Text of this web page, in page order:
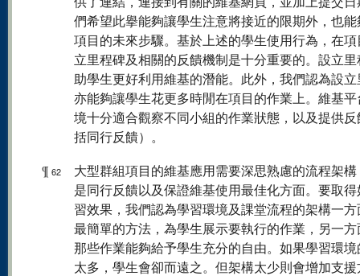
們希望此擧能夠讓學生注意將接近的限期外，也
項目的未來步驟。基於上述的學生使用行為，在
立里程碑及相關的反饋機制是十分重要的。設立
助學生更好利用維基的潛能。此外，我們認為設
亦能夠讓學生花更多時閒在項目的作業上。維基
境十分適合觀察不同小組的作業狀態，以及提供
括同行反饋）。
¶ 62
大型群組項目的維基應用需要深思熟慮的流程架
是同行反饋以及保證維基使用最佳化方面。要取
習效果，我們認為學習環境及課堂流程的架構一
最簡單的方法，為學生展示要執行的作業，另一
那些作業能夠給予學生充分的自由。如果學習環
太多，學生會卻而遠之。但架構太少則會增加支